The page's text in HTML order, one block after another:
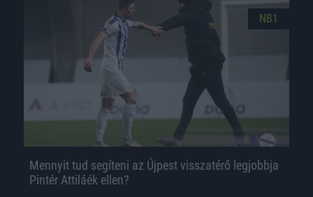
NB1
Mennyit tud segíteni az Újpest visszatérő legjobbja
Pintér Attiláék ellen?